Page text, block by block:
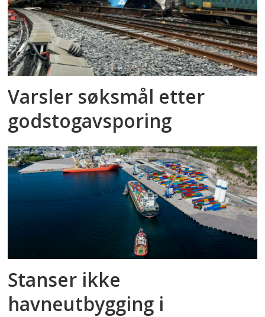
Varsler søksmål etter
godstog­avsporing
Stanser ikke
havneutbygging i